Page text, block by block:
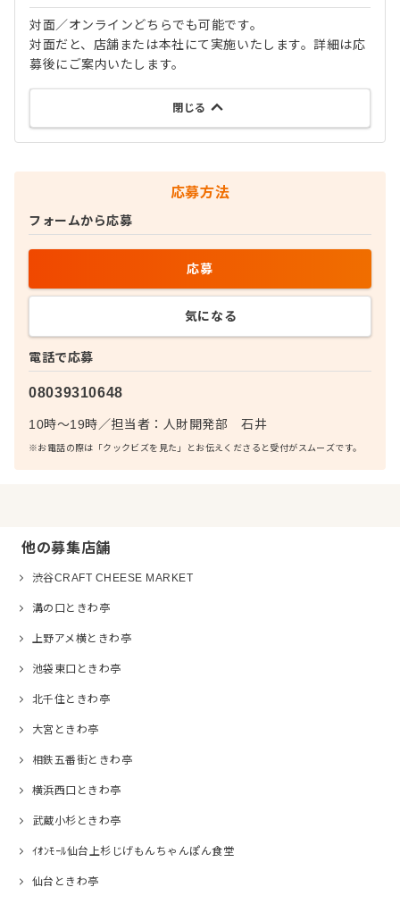
対面／オンラインどちらでも可能です。
対面だと、店舗または本社にて実施いたします。詳細は応
募後にご案内いたします。
閉じる
応募方法
電話で応募
08039310648
10時～19時／担当者： 人財開発部 石井
※お電話の際は「クックビズを見た」とお伝えくださると受付がスムーズです。
フォームから応募
応募
気になる
他の募集店舗
渋谷CRAFT CHEESE MARKET
溝の口ときわ亭
上野アメ横ときわ亭
池袋東口ときわ亭
北千住ときわ亭
大宮ときわ亭
相鉄五番街ときわ亭
横浜西口ときわ亭
武蔵小杉ときわ亭
ｲｵﾝﾓｰﾙ仙台上杉じげもんちゃんぽん食堂
仙台ときわ亭